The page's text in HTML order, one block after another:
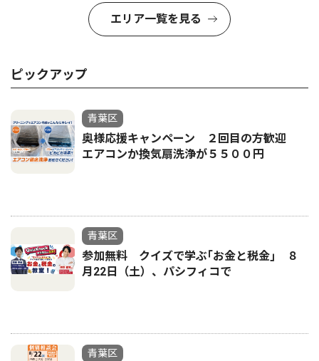
エリア一覧を見る
ピックアップ
青葉区
奥様応援キャンペーン ２回目の方歓迎
エアコンか換気扇洗浄が５５００円
青葉区
参加無料 クイズで学ぶ｢お金と税金｣ ８
月22日（土）、パシフィコで
青葉区